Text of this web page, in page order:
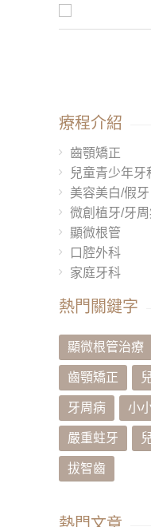
療程介紹
齒顎矯正
兒童青少年牙
美容美白/假牙
微創植牙/牙
顯微根管
口腔外科
家庭牙科
熱門關鍵字
顯微根管治療
齒顎矯正
牙周病 小
嚴重蛀牙
拔智齒